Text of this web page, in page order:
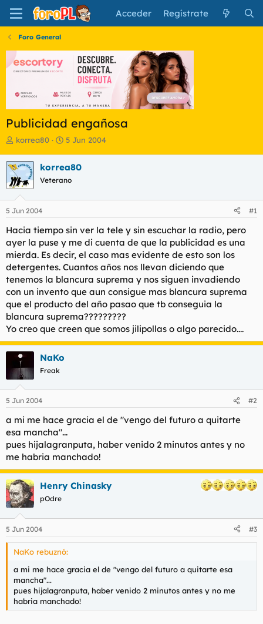
Acceder Regístrate
Foro General
Publicidad engañosa
I
i
c
i
a
d
o
d
e
l
t
e
a
korrea80
F
h
a
e
i
c
i
o
5 Jun 2004
korrea80
Veterano
5 Jun 2004 #1
Hacia tiempo sin ver la tele y sin escuchar la radio, pero
ayer la puse y me di cuenta de que la publicidad es una
mierda. Es decir, el caso mas evidente de esto son los
detergentes. Cuantos años nos llevan diciendo que
tenemos la blancura suprema y nos siguen invadiendo
con un invento que aun consigue mas blancura suprema
que el producto del año pasao que tb conseguia la
blancura suprema?????????
Yo creo que creen que somos jilipollas o algo parecido....
NaKo
Freak
5 Jun 2004 #2
a mi me hace gracia el de "vengo del futuro a quitarte
esa mancha"...
pues hijalagranputa, haber venido 2 minutos antes y no
me habria manchado!
Henry Chinasky
pOdre
5 Jun 2004 #3
NaKo rebuznó:
a mi me hace gracia el de "vengo del futuro a quitarte esa
mancha"...
pues hijalagranputa, haber venido 2 minutos antes y no me
habria manchado!